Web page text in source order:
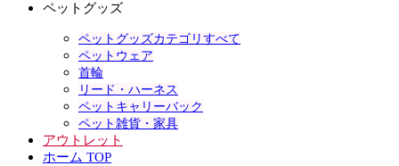
ペットグッズ
ペットグッズカテゴリすべて
ペットウェア
首輪
リード・ハーネス
ペットキャリーバック
ペット雑貨・家具
アウトレット
ホーム TOP